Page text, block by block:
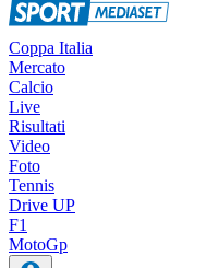
Coppa Italia
Mercato
Calcio
Live
Risultati
Video
Foto
Tennis
Drive UP
F1
MotoGp